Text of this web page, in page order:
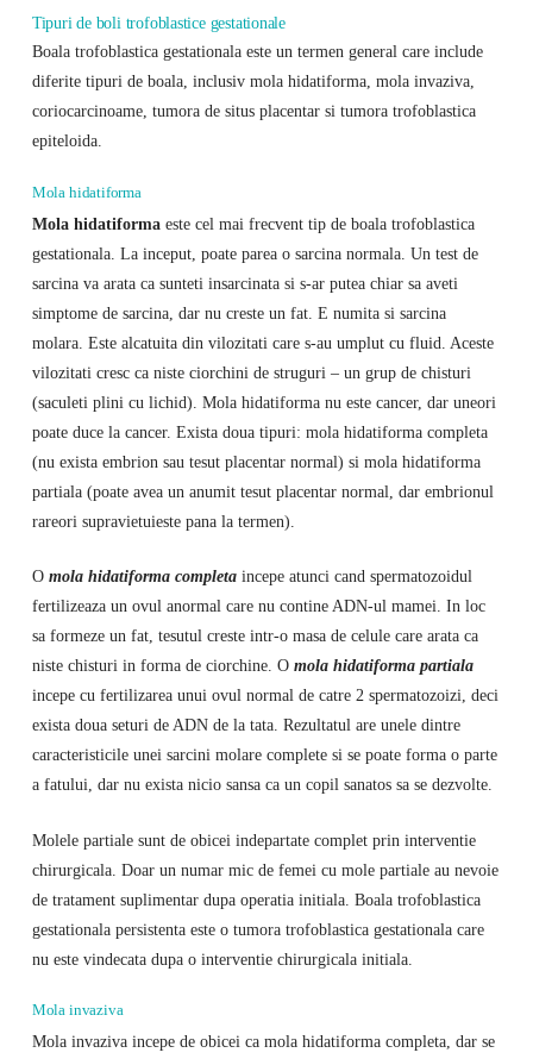
Tipuri de boli trofoblastice gestationale
Boala trofoblastica gestationala este un termen general care include
diferite tipuri de boala, inclusiv mola hidatiforma, mola invaziva,
coriocarcinoame, tumora de situs placentar si tumora trofoblastica
epiteloida.
Mola hidatiforma
Mola hidatiformaeste cel mai frecvent tip de boala trofoblastica
gestationala. La inceput, poate parea o sarcina normala. Un test de
sarcina va arata ca sunteti insarcinata si s-ar putea chiar sa aveti
simptome de sarcina, dar nu creste un fat. E numita si sarcina
molara. Este alcatuita din vilozitati care s-au umplut cu fluid. Aceste
vilozitati cresc ca niste ciorchini de struguri – un grup de chisturi
(saculeti plini cu lichid). Mola hidatiforma nu este cancer, dar uneori
poate duce la cancer. Exista doua tipuri: mola hidatiforma completa
(nu exista embrion sau tesut placentar normal) si mola hidatiforma
partiala (poate avea un anumit tesut placentar normal, dar embrionul
rareori supravietuieste pana la termen).
O mola hidatiforma completaincepe atunci cand spermatozoidul
fertilizeaza un ovul anormal care nu contine ADN-ul mamei. In loc
sa formeze un fat, tesutul creste intr-o masa de celule care arata ca
niste chisturi in forma de ciorchine. O mola hidatiforma partiala
incepe cu fertilizarea unui ovul normal de catre 2 spermatozoizi, deci
exista doua seturi de ADN de la tata. Rezultatul are unele dintre
caracteristicile unei sarcini molare complete si se poate forma o parte
a fatului, dar nu exista nicio sansa ca un copil sanatos sa se dezvolte.
Molele partiale sunt de obicei indepartate complet prin interventie
chirurgicala. Doar un numar mic de femei cu mole partiale au nevoie
de tratament suplimentar dupa operatia initiala. Boala trofoblastica
gestationala persistenta este o tumora trofoblastica gestationala care
nu este vindecata dupa o interventie chirurgicala initiala.
Mola invaziva
Mola invaziva incepe de obicei ca mola hidatiforma completa, dar se